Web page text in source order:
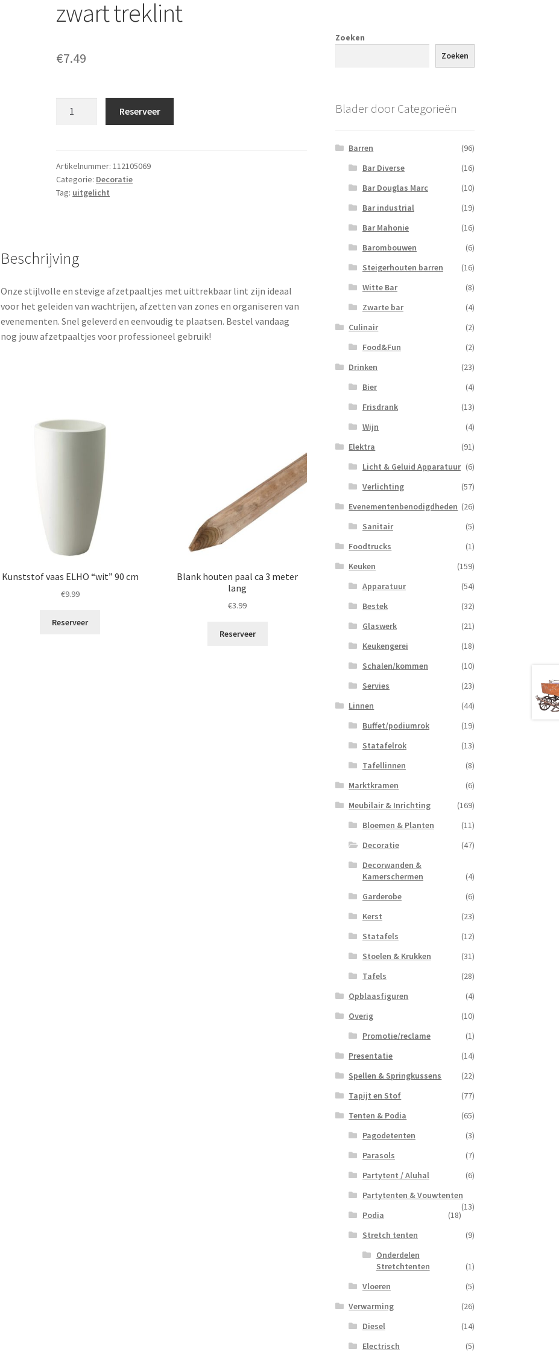
zwart treklint
€7.49
treklint
aantal
Reserveer
Artikelnummer:112105069
Categorie: Decoratie
Tag: uitgelicht
Beschrijving
Onze stijlvolle en stevige afzetpaaltjes met uittrekbaar lint zijn ideaal
voor het geleiden van wachtrijen, afzetten van zones en organiseren van
evenementen. Snel geleverd en eenvoudig te plaatsen. Bestel vandaag
nog jouw afzetpaaltjes voor professioneel gebruik!
Kunststof vaas ELHO “wit” 90 cm
€9.99
Reserveer
Blank houten paal ca 3 meter
lang
€3.99
Reserveer
Zoeken
Zoeken
Blader door Categorieën
Barren
(96)
Bar Diverse
(16)
Bar Douglas Marc
(10)
Bar industrial
(19)
Bar Mahonie
(16)
Barombouwen
(6)
Steigerhouten barren
(16)
Witte Bar
(8)
Zwarte bar
(4)
Culinair
(2)
Food&Fun
(2)
Drinken
(23)
Bier
(4)
Frisdrank
(13)
Wijn
(4)
Elektra
(91)
Licht & Geluid Apparatuur (6)
Verlichting
(57)
Evenementenbenodigdheden (26)
Sanitair
(5)
Foodtrucks
(1)
Keuken
(159)
Apparatuur
(54)
Bestek
(32)
Glaswerk
(21)
Keukengerei
(18)
Schalen/kommen
(10)
Servies
(23)
Linnen
(44)
Buffet/podiumrok
(19)
Statafelrok
(13)
Tafellinnen
(8)
Marktkramen
(6)
Meubilair & Inrichting
(169)
Bloemen & Planten
(11)
Decoratie
(47)
Decorwanden &
Kamerschermen
(4)
Garderobe
(6)
Kerst
(23)
Statafels
(12)
Stoelen & Krukken
(31)
Tafels
(28)
Opblaasfiguren
(4)
Overig
(10)
Promotie/reclame
(1)
Presentatie
(14)
Spellen & Springkussens
(22)
Tapijt en Stof
(77)
Tenten & Podia
(65)
Pagodetenten
(3)
Parasols
(7)
Partytent / Aluhal
(6)
Partytenten & Vouwtenten
(13)
Podia
(18)
Stretch tenten
(9)
Onderdelen
Stretchtenten
(1)
Vloeren
(5)
Verwarming
(26)
Diesel
(14)
Electrisch
(5)